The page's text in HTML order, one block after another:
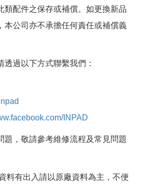
類配件之保存或補償。如更換新品
本公司亦不承擔任何責任或補償義
過以下方式聯繫我們：
INPAD
題，敬請參考維修流程及常見問題
料有出入請以原廠資料為主，不便